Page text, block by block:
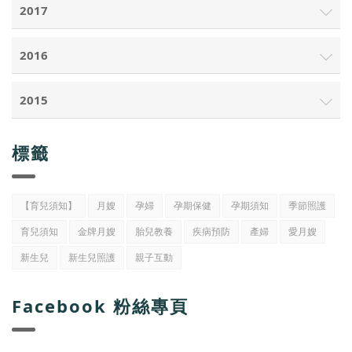
2017
2016
2015
標籤
【育兒須知】 月嫂 孕婦 孕期保健 孕期須知
季節照護
育兒須知
金牌月嫂 胎兒教養 疾病預防 產婦
愛月嫂
新生兒
新生兒照護 親子互動
Facebook 粉絲專頁